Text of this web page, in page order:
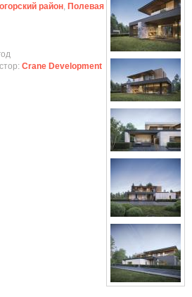
район, Полевая
Crane Development